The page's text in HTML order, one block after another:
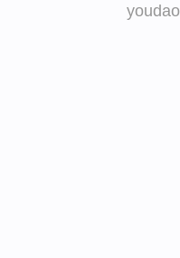
youdao